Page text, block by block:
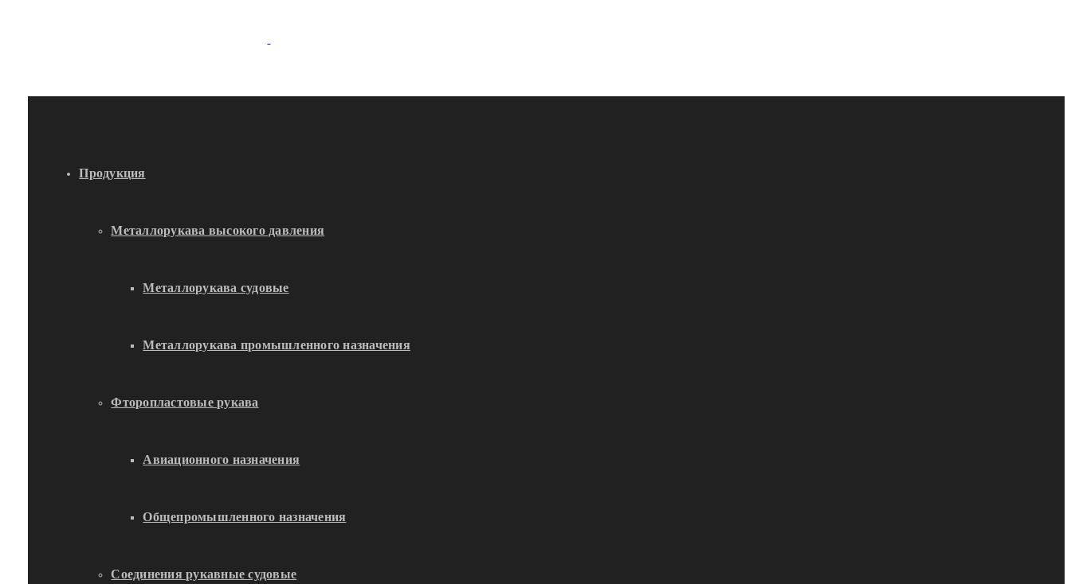
Продукция
Металлорукава высокого давления
Металлорукава судовые
Металлорукава промышленного назначения
Фторопластовые рукава
Авиационного назначения
Общепромышленного назначения
Соединения рукавные судовые